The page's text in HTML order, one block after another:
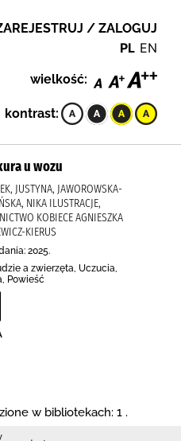
/ ZALOGUJ
PL EN
wielkość:
kontrast:
u wozu
JUSTYNA, JAWOROWSKA-
NIKA ILUSTRACJE,
KOBIECE AGNIESZKA
KIERUS
2025.
a zwierzęta, Uczucia,
Powieść
w bibliotekach: 1 .